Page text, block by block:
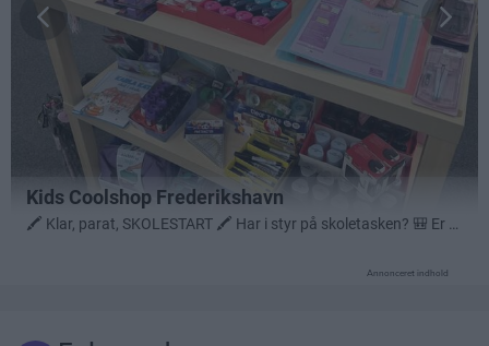
Annonceret indhold